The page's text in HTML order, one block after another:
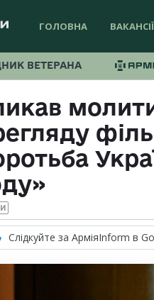
ГОЛОВНА ВАКАНСІЇ
ВЕТЕРАНА
Слідкуйте за АрміяInform в